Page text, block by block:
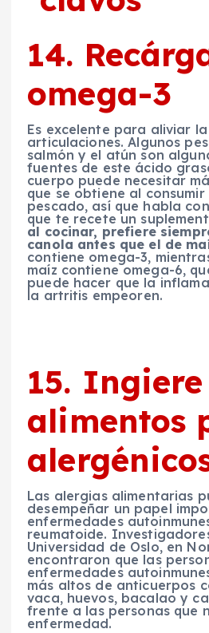
14.
omega-3
Es excelente para aliviar
articulaciones. Algunos
salmón y el atún son
fuentes de este ácido
cuerpo puede necesitar
que se obtiene al consumir
pescado, así que habla
que te recete un
al cocinar, prefiere
canola antes que el de
contiene omega-3,
maíz contiene omega-6,
puede hacer que la
la artritis empeoren.
15. Ingiere
alimentos
Las alergias alimentarias
desempeñar un papel
enfermedades
reumatoide.
Universidad de Oslo, en
encontraron que las
enfermedades
más altos de anticuerpos
vaca, huevos, bacalao y
frente a las personas que
enfermedad.